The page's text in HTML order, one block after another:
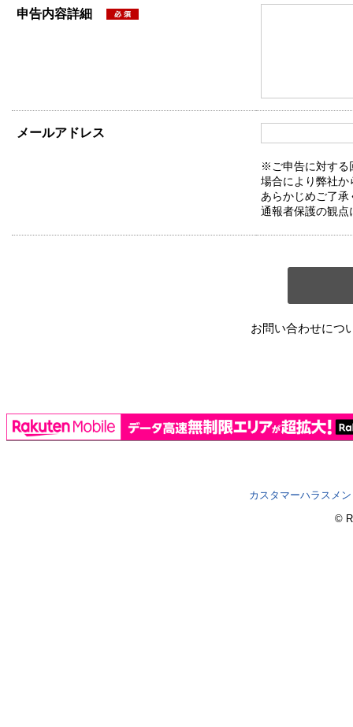
申告内容詳細
メールアドレス
※ご申告に対する
場合により弊社か
あらかじめご了承
通報者保護の観点
お問い合わせにつ
カスタマーハラスメ
©